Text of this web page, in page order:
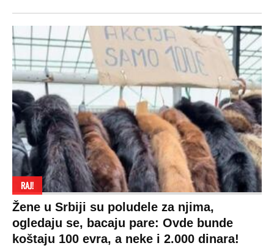
RAJ!
Žene u Srbiji su poludele za njima,
ogledaju se, bacaju pare: Ovde bunde
koštaju 100 evra, a neke i 2.000 dinara!